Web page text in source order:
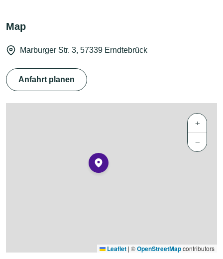
Map
Marburger Str. 3, 57339 Erndtebrück
Anfahrt planen
+
−
Leaflet | ©OpenStreetMapcontributors